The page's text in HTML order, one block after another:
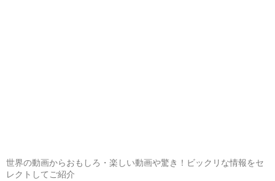
世界の動画からおもしろ・楽しい動画や驚き！ビックリな情報をセ
レクトしてご紹介